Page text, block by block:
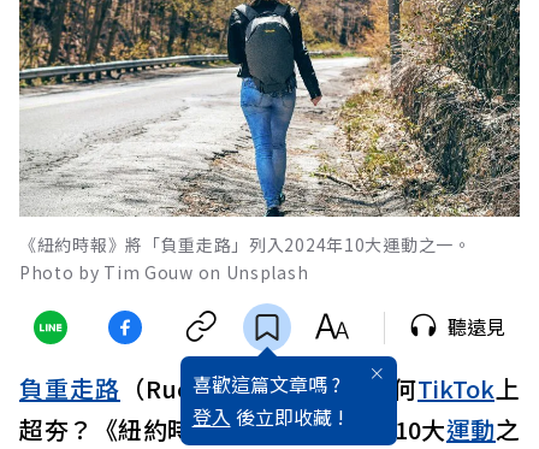
《紐約時報》將「負重走路」列入2024年10大運動之一。
Photo by Tim Gouw on Unsplash
喜歡這篇文章嗎 ?
登入 後立即收藏 !
聽遠見
負重走路 （Rucking）是什麼？為何TikTok上
超夯？《紐約時報》也列入2024年10大運動之